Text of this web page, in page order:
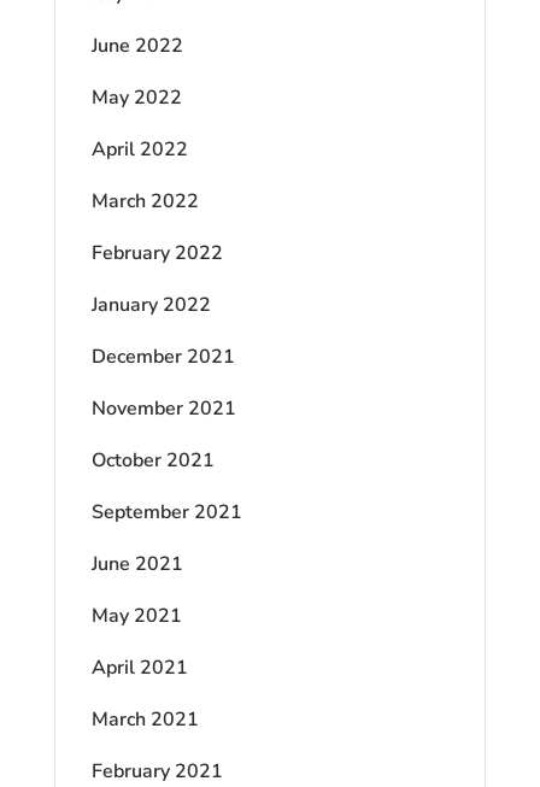
June 2022
May 2022
April 2022
March 2022
February 2022
January 2022
December 2021
November 2021
October 2021
September 2021
June 2021
May 2021
April 2021
March 2021
February 2021